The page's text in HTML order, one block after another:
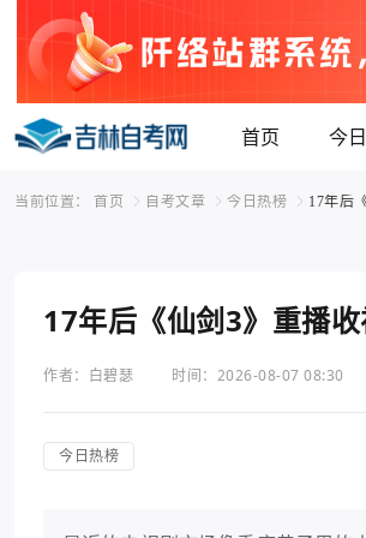
首页 今
当前位置： 首页 自考文章 今日热榜 17年后
17年后《仙剑3》重播
作者：白碧瑟 时间：2026-08-07 08:30
今日热榜